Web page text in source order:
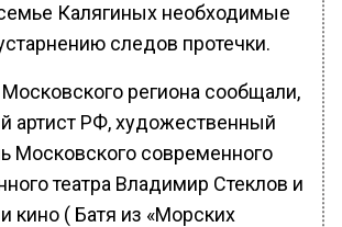
Калягиных необходимые
следов протечки.
региона сообщали,
артист РФ, художественный
Московского современного
театра Владимир Стеклов и
и кино ( Батя из «Морских